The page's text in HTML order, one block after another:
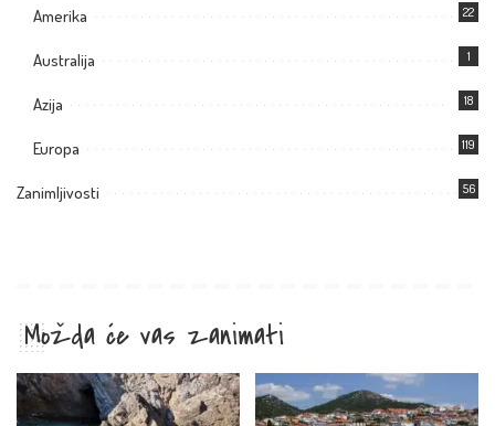
Amerika 22
Australija 1
Azija 18
Europa 119
Zanimljivosti 56
Možda će vas zanimati